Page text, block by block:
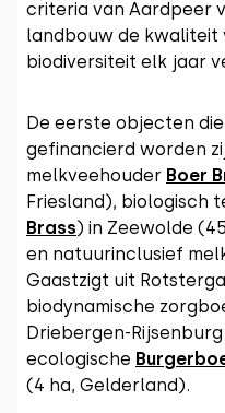
criteria van Aardpeer
landbouw de kwaliteit
biodiversiteit elk jaar
De eerste objecten
gefinancierd worden
melkveehouder Boer
Friesland), biologisch
Brass) in Zeewolde
en natuurinclusief
Gaastzigt uit
biodynamische
Driebergen-
ecologische
(4 ha, Gelderland).